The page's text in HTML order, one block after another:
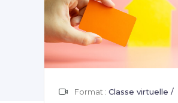
Format : Classe virtuelle /